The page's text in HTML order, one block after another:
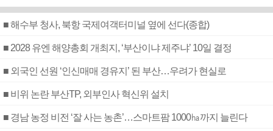
■ 해수부 청사, 북항 국제여객터미널 옆에 선다(종합)
■ 2028 유엔 해양총회 개최지, ‘부산이냐 제주냐’ 10일 결정
■ 외국인 선원 ‘인신매매 경유지’ 된 부산…우려가 현실로
■ 비위 논란 부산TP, 외부인사 혁신위 설치
■ 경남 농정 비전 ‘잘 사는 농촌’…스마트팜 1000㏊까지 늘린다